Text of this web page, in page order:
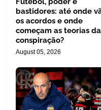
bastidores: até onde
os acordos e onde
começam as teorias da
conspiração?
August 05, 2026